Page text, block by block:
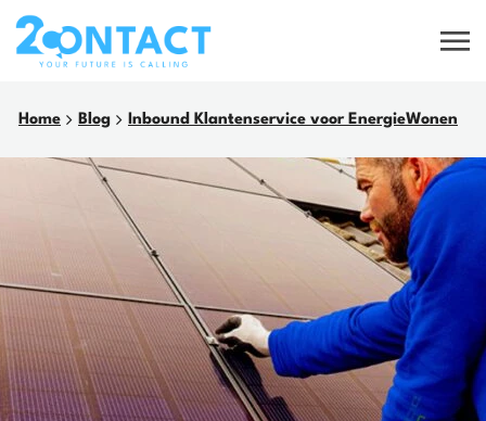
Home Blog Inbound Klantenservice voor EnergieWonen